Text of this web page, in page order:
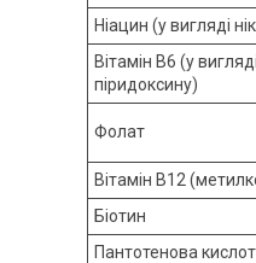
Ніацин (у вигляді
Вітамін B6 (у
піридоксину)
Фолат
Вітамін B12
Біотин
Пантотенова